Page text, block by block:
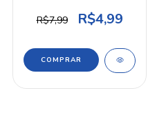
R$7,99
R$4,99